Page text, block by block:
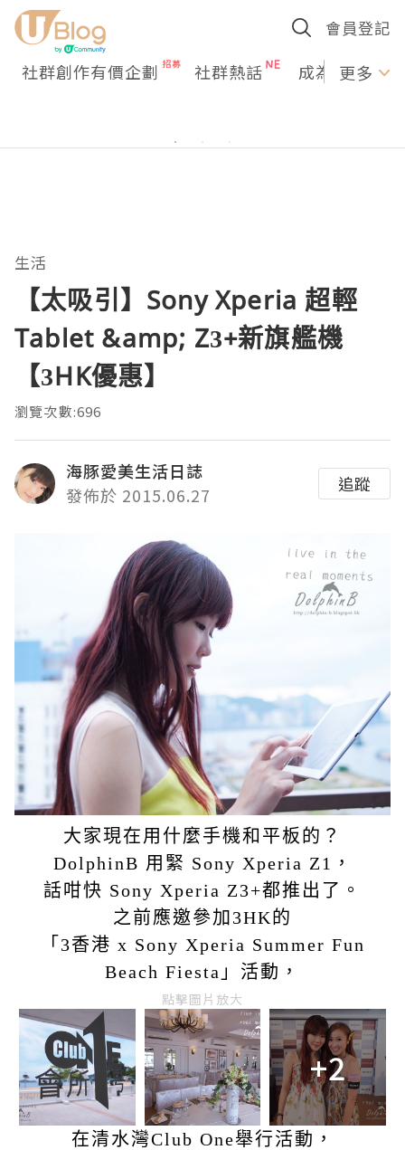
會員登記
社群創作有價企劃 社群熱話 成為U更多
生活
【太吸引】Sony Xperia 超輕
Tablet &amp; Z3+新旗艦機
【3HK優惠】
瀏覽次數:696
海豚愛美生活日誌
發佈於 2015.06.27
追蹤
大家現在用什麼手機和平板的？
DolphinB 用緊 Sony Xperia Z1，
話咁快 Sony Xperia Z3+都推出了。
之前應邀參加3HK的
「3香港 x Sony Xperia Summer Fun
Beach Fiesta」活動，
點擊圖片放大
+2
在清水灣Club One舉行活動，